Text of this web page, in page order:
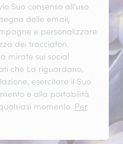
Suo consenso all'uso
delle email,
e personalizzare
dei tracciatori.
mirate sui social
che La riguardano,
esercitare il Suo
e alla portabilità
momento. Per